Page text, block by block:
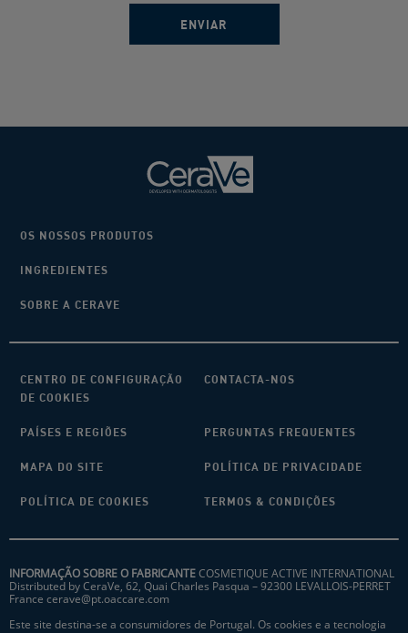
OS NOSSOS PRODUTOS
INGREDIENTES
SOBRE A CERAVE
CENTRO DE CONFIGURAÇÃO
DE COOKIES
CONTACTA-NOS
PAÍSES E REGIÕES PERGUNTAS FREQUENTES
MAPA DO SITE POLÍTICA DE PRIVACIDADE
POLÍTICA DE COOKIES TERMOS & CONDIÇÕES
INFORMAÇÃO SOBRE O FABRICANTECOSMETIQUE ACTIVE INTERNATIONAL
Distributed by CeraVe, 62, Quai Charles Pasqua – 92300 LEVALLOIS-PERRET
France cerave@pt.oaccare.com
Este site destina-se a consumidores de Portugal. Os cookies e a tecnologia